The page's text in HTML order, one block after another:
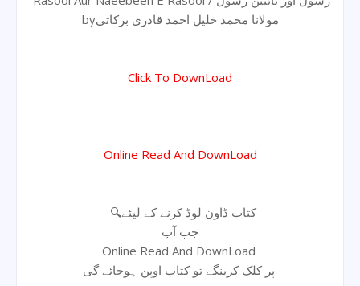
byمولانا محمد خلیل احمد قادری برکاتی
Click To DownLoad
Online Read And DownLoad
🔍کتاب ڈاون لوڈ کرنے کے لیئے
جب آپ
Online Read And DownLoad